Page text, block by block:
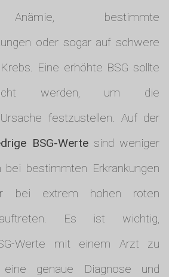
Anämie, bestimmte
oder sogar auf schwere
Eine erhöhte BSG sollte
werden, um die
festzustellen. Auf der
BSG-Wertesind weniger
bei bestimmten Erkrankungen
bei extrem hohen roten
auftreten. Es ist wichtig,
Werte mit einem Arzt zu
genaue Diagnose und